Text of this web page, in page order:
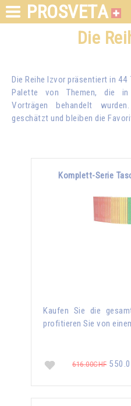
PROSVETA
Die
Die Reihe Izvor präsentiert in 44
Palette von Themen, die
Vorträgen behandelt
geschätzt und bleiben die
Komplett-Serie
Kaufen Sie die
profitieren Sie von
616.00CHF